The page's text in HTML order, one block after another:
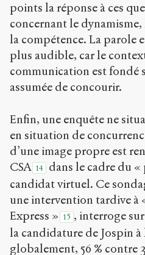
points la réponse à ces
concernant le dynamisme,
la compétence. La parole
plus audible, car le
communication est fondé
assumée de concourir.
Enfin, une enquête ne
en situation de
d’une image propre est
CSA 14
dans le cadre du
candidat virtuel. Ce
une intervention tardive à
Express » 15 , interroge
la candidature de Jospin
globalement, 56 % contre